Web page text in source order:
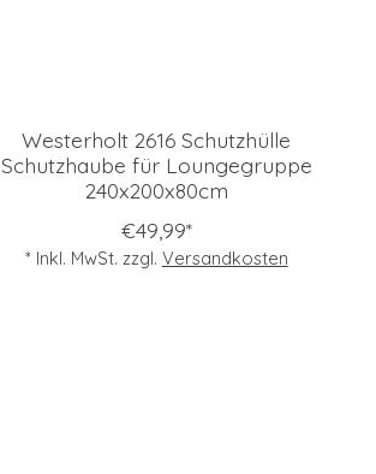
Westerholt 2616 Schutzhülle
Schutzhaube für Loungegruppe
240x200x80cm
€49,99*
* Inkl. MwSt. zzgl. Versandkosten